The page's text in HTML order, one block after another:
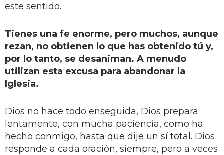
este sentido.
Tienes una fe enorme, pero muchos, aunque
rezan, no obtienen lo que has obtenido tú y,
por lo tanto, se desaniman. A menudo
utilizan esta excusa para abandonar la
Iglesia.
Dios no hace todo enseguida, Dios prepara
lentamente, con mucha paciencia, como ha
hecho conmigo, hasta que dije un sí total. Dios
responde a cada oración, siempre, pero a veces